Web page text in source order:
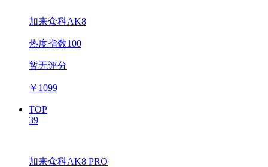
加来众科AK8
热度指数100
暂无评分
￥ 1099
TOP
39
加来众科AK8 PRO